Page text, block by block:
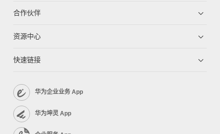
合作伙伴
资源中心
快速链接
华为企业业务 App
华为坤灵 App